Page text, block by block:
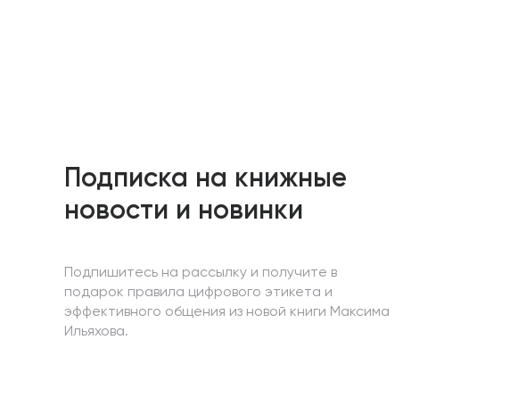
Подписка на книжные
новости и новинки
Подпишитесь на рассылку и получите в
подарок правила цифрового этикета и
эффективного общения из новой книги Максима
Ильяхова.